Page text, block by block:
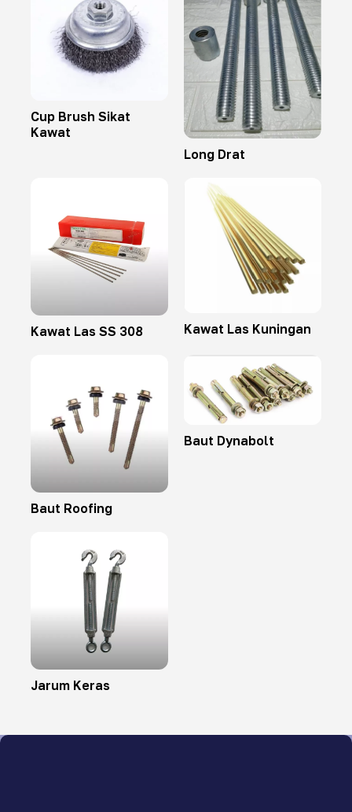
Cup Brush Sikat
Kawat
Long Drat
Kawat Las SS 308 Kawat Las Kuningan
Baut Roofing
Baut Dynabolt
Jarum Keras